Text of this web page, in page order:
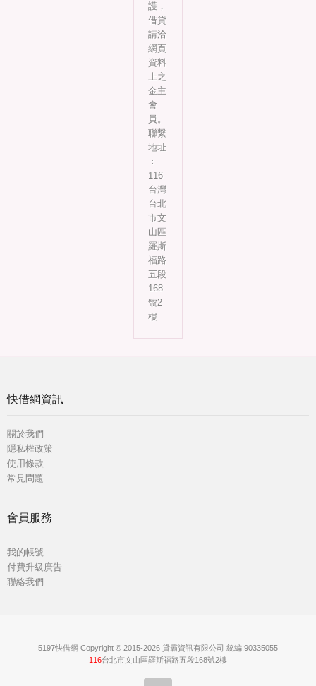
護，
借貸
請洽
網頁
資料
上之
金主
會
員。
聯繫
地址
︰
116
台灣
台北
市文
山區
羅斯
福路
五段
168
號2
樓
快借網資訊
關於我們
隱私權政策
使用條款
常見問題
會員服務
我的帳號
付費升級廣告
聯絡我們
5197快借網 Copyright © 2015-2026 貸霸資訊有限公司 統編:90335055
116台北市文山區羅斯福路五段168號2樓